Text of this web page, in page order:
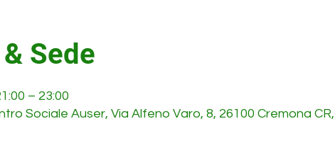
Sede
– 23:00
Sociale Auser, Via Alfeno Varo, 8, 26100 Cremona